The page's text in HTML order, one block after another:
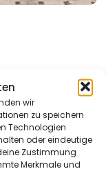
wir
zu speichern
Technologien
oder eindeutige
Zustimmung
Merkmale und
Cruiser in der
für die Stadt. Mit
nicht nur Power,